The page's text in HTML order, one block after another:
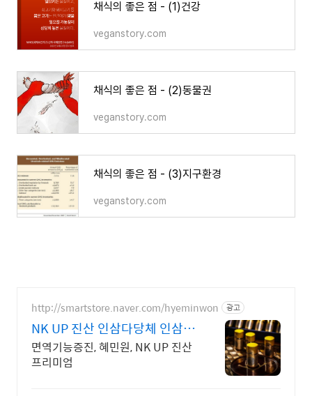
채식의 좋은 점 - (1)건강
veganstory.com
채식의 좋은 점 - (2)동물권
veganstory.com
채식의 좋은 점 - (3)지구환경
veganstory.com
http://smartstore.naver.com/hyeminwon 광고
NK UP 진산 인삼다당체 인삼다
당체 TV방영
면역기능증진, 혜민원, NK UP 진산
프리미엄